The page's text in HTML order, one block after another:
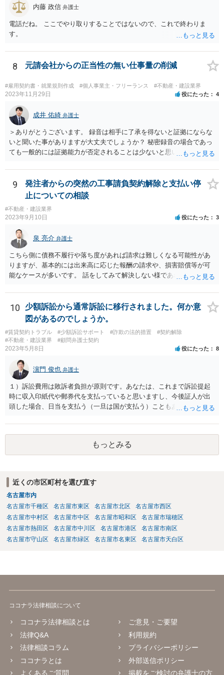
内藤 政信 弁護士
電話だね。 ここでやり取りすることではないので、これで終わりま
す。
8 元請会社からの正当性の無い仕事量の削減
#雇用契約書・就業規則作成 #個人事業主・フリーランス #不動産・建設業界
2023年11月29日 役にたった 4
成井 佑綺 弁護士
＞ありがとうございます。 録音は相手に了承を得ないと証拠にならな
いと聞いた事がありますが大丈夫でしょうか？ 秘密録音の場合であっ
ても一般的には証拠能力が否定されることは少ないと思いますが、も
がないとは言い切れません。 秘密録音をなさる場合にはこのようなリ
スクも踏まえご自身の責任でご対応ください。
9
発注者からの突然の工事請負契約解除と支払い停
止についての相談
#不動産・建設業界
2023年9月10日 役にたった 3
泉 亮介 弁護士
こちら側に債務不履行や落ち度があれば請求は難しくなる可能性があ
りますが、基本的には出来高に応じた報酬の請求や、損害賠償等が可
能なケースが多いです。 話をしてみて解決しない様であれば弁護士を
10
少額訴訟から通常訴訟に移行されました。何か意
図があるのでしょうか。
#賃貸契約トラブル #少額訴訟サポート #詐欺の法的措置
#契約解除
#不動産・建設業界
#顧問弁護士契約
2023年5月8日 役にたった 8
濵門 俊也 弁護士
１）訴訟費用は敗訴者負担が原則です。あなたは、これまで訴訟提起
時に収入印紙代や郵券代を支払っていると思いますし、今後証人が出
頭した場合、日当を支払う（一旦は国が支払う）こともあり得ます。
期日以降になるのでしょう。 ３）第１回口頭弁論期日は、答弁書を提
出していれば擬制陳述が認められます。ご指摘のとおり、第２回以降
を想定しています。ご存じかと思いますが、裁判費用と訴訟費用は異
なります。 ４）あなたの請求内容次第です。費用度外視で代理人弁護
弁護士を付けることを検討すべきかもしれません。 ５）副次的な理由
としてはあり得ないわけではないですが、単純にあなたの請求を認め
ていないのだと思います。
もっとみる
近くの市区町村を選び直す
名古屋市内
名古屋市千種区
名古屋市東区 名古屋市北区
名古屋市西区
名古屋市中村区
名古屋市中区 名古屋市昭和区
名古屋市瑞穂区
名古屋市熱田区
名古屋市中川区 名古屋市港区
名古屋市南区
名古屋市守山区
名古屋市緑区 名古屋市名東区 名古屋市天白区
ココナラ法律相談について
ココナラ法律相談とは
法律Q&A
法律相談コラム
ココナラとは
よくあるご質問
ご意見・ご要望
利用規約
プライバシーポリシー
外部送信ポリシー
掲載をご検討の弁護士の方